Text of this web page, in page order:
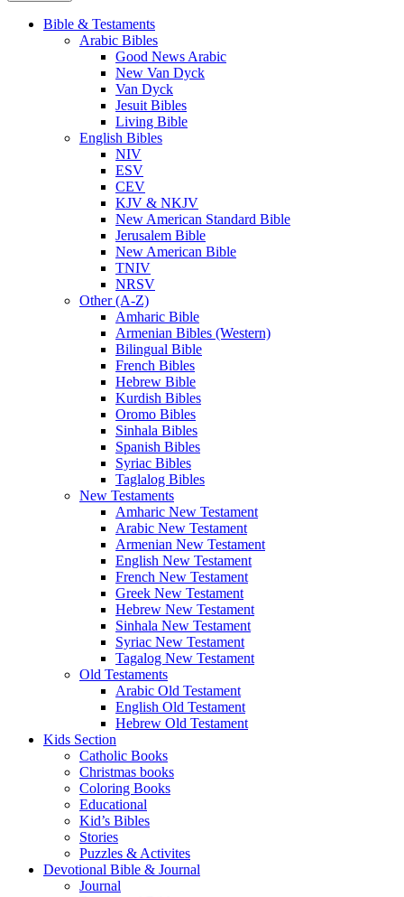
Bible & Testaments
Arabic Bibles
Good News Arabic
New Van Dyck
Van Dyck
Jesuit Bibles
Living Bible
English Bibles
NIV
ESV
CEV
KJV & NKJV
New American Standard Bible
Jerusalem Bible
New American Bible
TNIV
NRSV
Other (A-Z)
Amharic Bible
Armenian Bibles (Western)
Bilingual Bible
French Bibles
Hebrew Bible
Kurdish Bibles
Oromo Bibles
Sinhala Bibles
Spanish Bibles
Syriac Bibles
Taglalog Bibles
New Testaments
Amharic New Testament
Arabic New Testament
Armenian New Testament
English New Testament
French New Testament
Greek New Testament
Hebrew New Testament
Sinhala New Testament
Syriac New Testament
Tagalog New Testament
Old Testaments
Arabic Old Testament
English Old Testament
Hebrew Old Testament
Kids Section
Catholic Books
Christmas books
Coloring Books
Educational
Kid’s Bibles
Stories
Puzzles & Activites
Devotional Bible & Journal
Journal